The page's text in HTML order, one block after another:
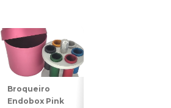
Broqueiro
Endobox Pink